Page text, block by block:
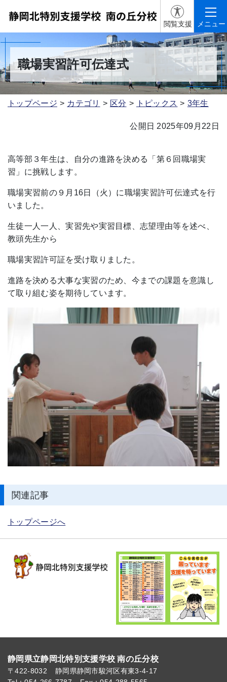
閲覧支援 メニュー
職場実習許可伝達式
トップページ カテゴリ 区分 トピックス 3年生
公開日 2025年09月22日
高等部３年生は、自分の進路を決める「第６回職場実
習」に挑戦します。
職場実習前の９月16日（火）に職場実習許可伝達式を行
いました。
生徒一人一人、実習先や実習目標、志望理由等を述べ、
教頭先生から
職場実習許可証を受け取りました。
進路を決める大事な実習のため、今までの課題を意識し
て取り組む姿を期待しています。
関連記事
トップページへ
静岡県立静岡北特別支援学校 南の丘分校
〒422-8032
静岡県静岡市駿河区有東3-4-17